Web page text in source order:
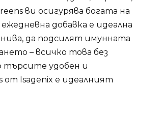
ви осигурява богата на
добавка е идеална
да подсилят имунната
– всичко това без
търсите удобен и
Isagenix е идеалният